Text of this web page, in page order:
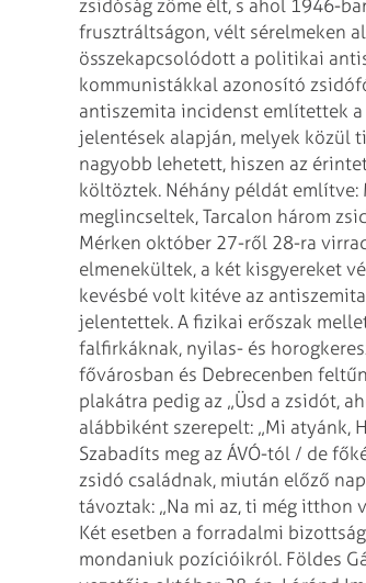
zsidóság zöme élt, s ahol 1946-
frusztráltságon, vélt sérelmeken
összekapcsolódott a politikai
kommunistákkal azonosító
antiszemita incidenst említettek
jelentések alapján, melyek közül
nagyobb lehetett, hiszen az
költöztek. Néhány példát
meglincseltek, Tarcalon három
Mérken október 27-ről 28-ra
elmenekültek, a két kisgyereket
kevésbé volt kitéve az
jelentettek. A fizikai erőszak
falfirkáknak, nyilas- és
fővárosban és Debrecenben
plakátra pedig az „Üsd a zsidót,
alábbiként szerepelt: „Mi atyánk,
Szabadíts meg az ÁVÓ-tól / de
zsidó családnak, miután előző
távoztak: „Na mi az, ti még itthon
Két esetben a forradalmi
mondaniuk pozícióikról. Földes